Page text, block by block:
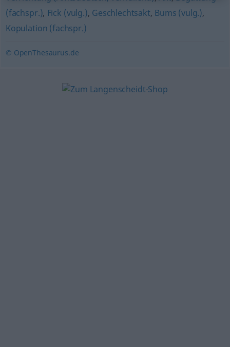
(fachspr.), Fick (vulg.), Geschlechtsakt, Bums (vulg.),
Kopulation (fachspr.)
© OpenThesaurus.de